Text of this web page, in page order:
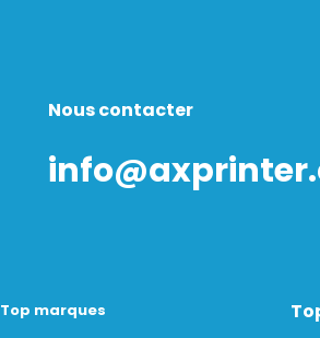
Nous contacter
Top marques